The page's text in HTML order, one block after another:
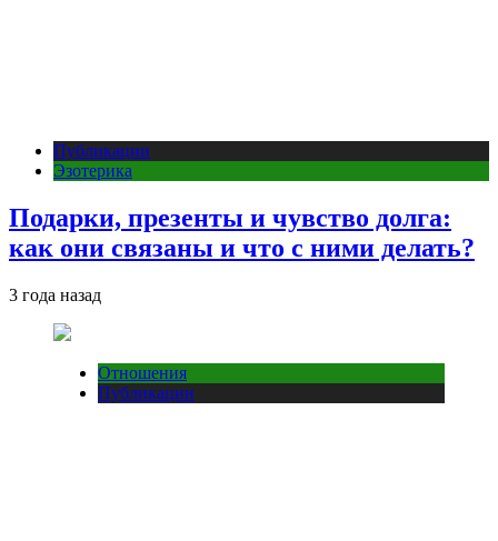
Публикации
Эзотерика
Подарки, презенты и чувство долга:
как они связаны и что с ними делать?
3 года назад
Отношения
Публикации